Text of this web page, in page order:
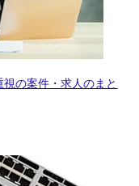
の案件・求人のまと